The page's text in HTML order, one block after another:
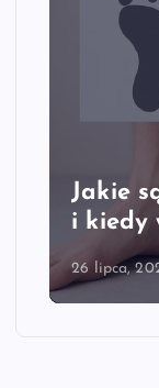
Jakie
i kiedy
26 lipca,